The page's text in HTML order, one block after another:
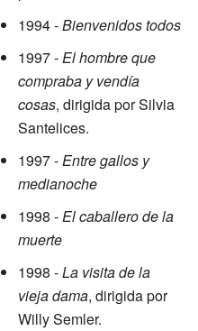
1994 -Bienvenidos todos
1997 -El hombre que
compraba y vendía
cosas, dirigida por Silvia
Santelices.
1997 -Entre gallos y
medianoche
1998 -El caballero de la
muerte
1998 -La visita de la
vieja dama, dirigida por
Willy Semler.